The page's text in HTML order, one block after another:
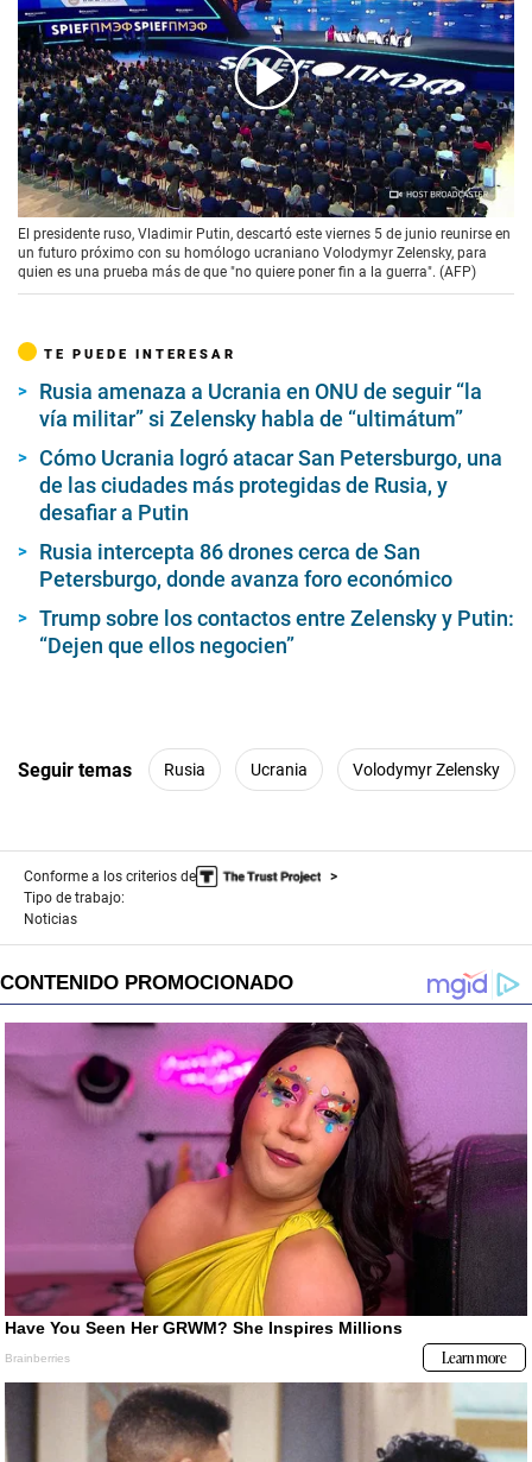
00:00/01:27
El presidente ruso, Vladimir Putin, descartó este viernes 5 de junio reunirse en
un futuro próximo con su homólogo ucraniano Volodymyr Zelensky, para
quien es una prueba más de que "no quiere poner fin a la guerra". (AFP)
TE PUEDE INTERESAR
Rusia amenaza a Ucrania en ONU de seguir “la
vía militar” si Zelensky habla de “ultimátum”
Cómo Ucrania logró atacar San Petersburgo, una
de las ciudades más protegidas de Rusia, y
desafiar a Putin
Rusia intercepta 86 drones cerca de San
Petersburgo, donde avanza foro económico
Trump sobre los contactos entre Zelensky y Putin:
“Dejen que ellos negocien”
Seguir temas Rusia Ucrania Volodymyr Zelensky
Conforme a los criterios de
Tipo de trabajo:
Noticias